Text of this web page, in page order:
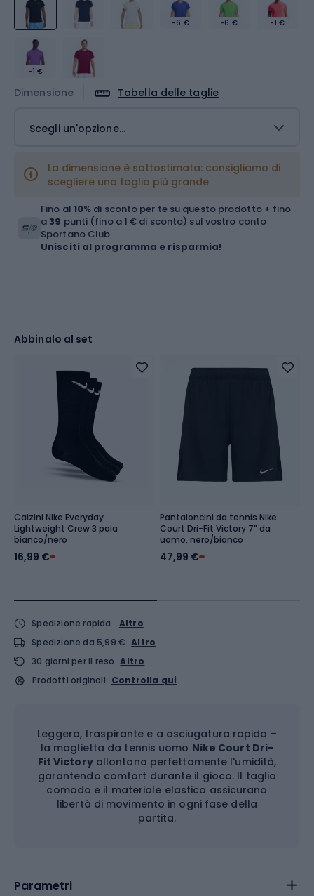
-6 € -6 € -1 €
-1 €
Dimensione Tabella delle taglie
Scegli un'opzione...
La dimensione è sottostimata: consigliamo di
scegliere una taglia più grande
Fino al 10% di sconto per te su questo prodotto + fino
a39 punti (fino a 1 € di sconto) sul vostro conto
Sportano Club.
Unisciti al programma e risparmia!
Abbinalo al set
Calzini Nike Everyday
Lightweight Crew 3 paia
bianco/nero
16,99 €
Pantaloncini da tennis Nike
Court Dri-Fit Victory 7" da
uomo, nero/bianco
47,99 €
Spedizione rapida
Altro
Spedizione da 5,99 € Altro
30 giorni per il reso Altro
Prodotti originali Controlla qui
Leggera, traspirante e a asciugatura rapida –
la maglietta da tennis uomo Nike Court Dri-
Fit Victoryallontana perfettamente l'umidità,
garantendo comfort durante il gioco. Il taglio
comodo e il materiale elastico assicurano
libertà di movimento in ogni fase della
partita.
Parametri